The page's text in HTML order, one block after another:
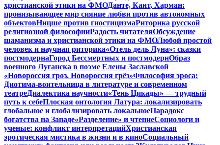
христианской этики на ФМОДанте, Кант, Харман:
пронизывающее мир сияние любви против автономных
объектовНицше против гностицизмаРиторика русской
религиозной философииРадость читателяОбсуждение
шаманизма и христианской этики на ФМОЛюбой простой
человек и научная риторика«Отель дель Луна»: сказки
постмодернаГород Бессмертных и постмодернОбраз
военного Луганска в поэме Елены Заславской
«Новороссия гроз. Новороссия грёз»Философия эроса:
Диотима-воительница в литературе и современном
театреДиалектика научности«Тень Цикады» — трудный
путь к себеПлоская онтология Латура: локализировать
глобальное и глобализировать локальноеПарадокс
богатства на Западе«Разделение» и чтениеСоциологи и
ученые: конфликт интерпретацийХристианская
эротическая мистика в жизни и в киноСоциальный